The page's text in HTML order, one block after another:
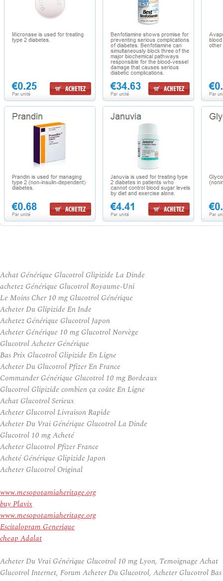
Achat Générique Glucotrol Glipizide La Dinde
achetez Générique Glucotrol Royaume-Uni
Le Moins Cher 10 mg Glucotrol Générique
Acheter Du Glipizide En Inde
Achetez Générique Glucotrol Japon
Acheter Générique 10 mg Glucotrol Norvège
Glucotrol Acheter Générique
Bas Prix Glucotrol Glipizide En Ligne
Acheter Du Glucotrol Pfizer En France
Commander Générique Glucotrol 10 mg Bordeaux
Glucotrol Glipizide combien ça coûte En Ligne
Achat Glucotrol Serieux
Acheter Glucotrol Livraison Rapide
Acheter Du Vrai Générique Glucotrol La Dinde
Glucotrol 10 mg Acheté
Acheter Glucotrol Pfizer France
Acheté Générique Glipizide Japon
Acheter Glucotrol Original
www.mesopotamiaheritage.org
buy Plavix
www.mesopotamiaheritage.org
Escitalopram Generique
cheap Adalat
Acheter Du Vrai Générique Glucotrol 10 mg Lyon, Temoignage Achat
Glucotrol Internet, Forum Acheter Du Glucotrol, Acheter Glucotrol Bas